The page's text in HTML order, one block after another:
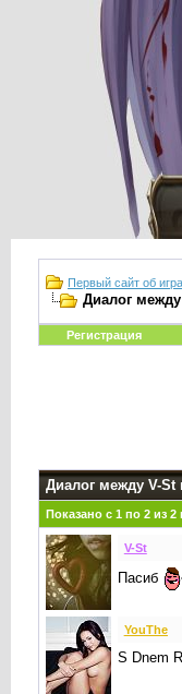
Первый сайт об
Диалог
Регистрация
Диалог между V-St
Показано с 1 по 2из 2
V-St
Пасиб
YouThe
S Dnem